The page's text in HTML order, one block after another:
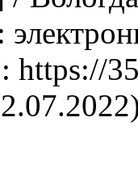
https://